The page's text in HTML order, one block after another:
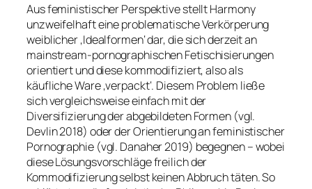
Aus feministischer Perspektive stellt Harmony
unzweifelhaft eine problematische Verkörperung
weiblicher ‚Idealformen‘ dar, die sich derzeit an
mainstream-pornographischen Fetischisierungen
orientiert und diese kommodifiziert, also als
käufliche Ware ‚verpackt‘. Diesem Problem ließe
sich vergleichsweise einfach mit der
Diversifizierung der abgebildeten Formen (vgl.
Devlin 2018) oder der Orientierung an feministischer
Pornographie (vgl. Danaher 2019) begegnen – wobei
diese Lösungsvorschläge freilich der
Kommodifizierung selbst keinen Abbruch täten. So